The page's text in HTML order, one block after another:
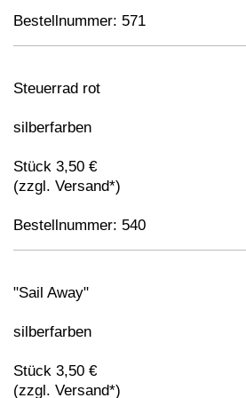
Bestellnummer: 571
Steuerrad rot
silberfarben
Stück 3,50 €
(zzgl. Versand*)
Bestellnummer: 540
"Sail Away"
silberfarben
Stück 3,50 €
(zzgl. Versand*)